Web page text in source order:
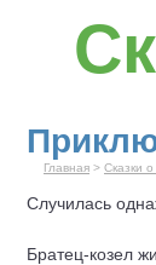
Главная > Сказки
Случилась
Братец-козел